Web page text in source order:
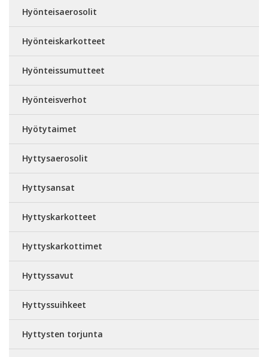
Hyönteisaerosolit
Hyönteiskarkotteet
Hyönteissumutteet
Hyönteisverhot
Hyötytaimet
Hyttysaerosolit
Hyttysansat
Hyttyskarkotteet
Hyttyskarkottimet
Hyttyssavut
Hyttyssuihkeet
Hyttysten torjunta